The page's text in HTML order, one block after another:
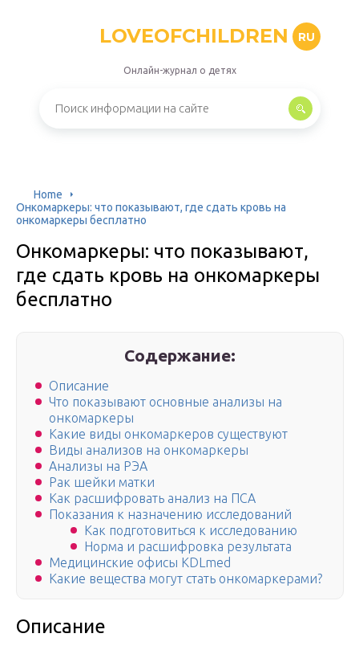
LOVEOFCHILDREN RU
Онлайн-журнал о детях
Home
Онкомаркеры: что показывают, где сдать кровь на
онкомаркеры бесплатно
Онкомаркеры: что показывают,
где сдать кровь на онкомаркеры
бесплатно
Содержание:
Описание
Что показывают основные анализы на
онкомаркеры
Какие виды онкомаркеров существуют
Виды анализов на онкомаркеры
Анализы на РЭА
Рак шейки матки
Как расшифровать анализ на ПСА
Показания к назначению исследований
Как подготовиться к исследованию
Норма и расшифровка результата
Медицинские офисы KDLmed
Какие вещества могут стать онкомаркерами?
Описание